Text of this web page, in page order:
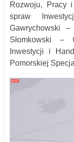
Rozwoju, Pracy
spraw
Gawrychowski
Słomkowski –
Inwestycji i
Pomorskiej